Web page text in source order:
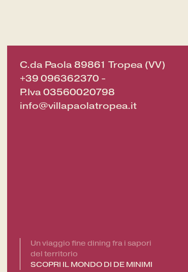
C.da Paola 89861 Tropea (VV)
+39 096362370 -
P.Iva 03560020798
info@villapaolatropea.it
Un viaggio fine dining fra i sapori
del territorio
SCOPRI IL MONDO DI DE MINIMI